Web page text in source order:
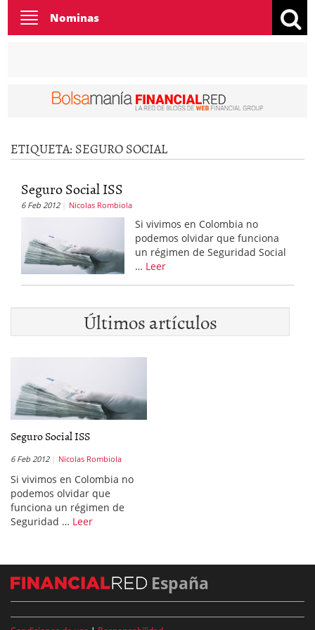
Toggle
navigation
Nominas
ETIQUETA: SEGURO SOCIAL
Seguro Social ISS
6 Feb 2012 Nicolas Rombiola
Si vivimos en Colombia no
podemos olvidar que funciona
un régimen de Seguridad Social
… Leer
Últimos artículos
Seguro Social ISS
6 Feb 2012 Nicolas Rombiola
Si vivimos en Colombia no
podemos olvidar que
funciona un régimen de
Seguridad … Leer
España